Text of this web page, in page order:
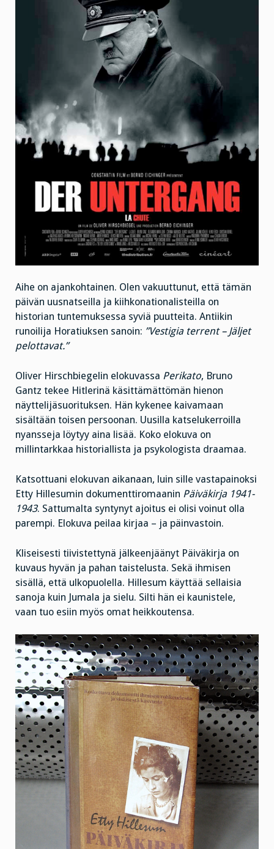
Aihe on ajankohtainen. Olen vakuuttunut, että tämän
päivän uusnatseilla ja kiihkonationalisteilla on
historian tuntemuksessa syviä puutteita. Antiikin
runoilija Horatiuksen sanoin: ”Vestigia terrent – Jäljet
pelottavat.”
Oliver Hirschbiegelin elokuvassa Perikato, Bruno
Gantz tekee Hitlerinä käsittämättömän hienon
näyttelijäsuorituksen. Hän kykenee kaivamaan
sisältään toisen persoonan. Uusilla katselukerroilla
nyansseja löytyy aina lisää. Koko elokuva on
millintarkkaa historiallista ja psykologista draamaa.
Katsottuani elokuvan aikanaan, luin sille vastapainoksi
Etty Hillesumin dokumenttiromaanin Päiväkirja 1941-
1943. Sattumalta syntynyt ajoitus ei olisi voinut olla
parempi. Elokuva peilaa kirjaa – ja päinvastoin.
Kliseisesti tiivistettynä jälkeenjäänyt Päiväkirja on
kuvaus hyvän ja pahan taistelusta. Sekä ihmisen
sisällä, että ulkopuolella. Hillesum käyttää sellaisia
sanoja kuin Jumala ja sielu. Silti hän ei kaunistele,
vaan tuo esiin myös omat heikkoutensa.